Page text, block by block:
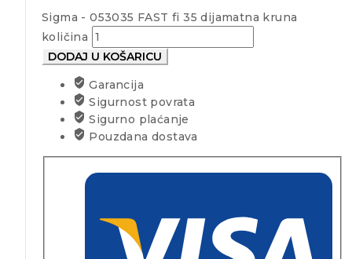
Sigma - 053035 FAST fi 35 dijamatna kruna
količina
DODAJ U KOŠARICU
Garancija
Sigurnost povrata
Sigurno plaćanje
Pouzdana dostava